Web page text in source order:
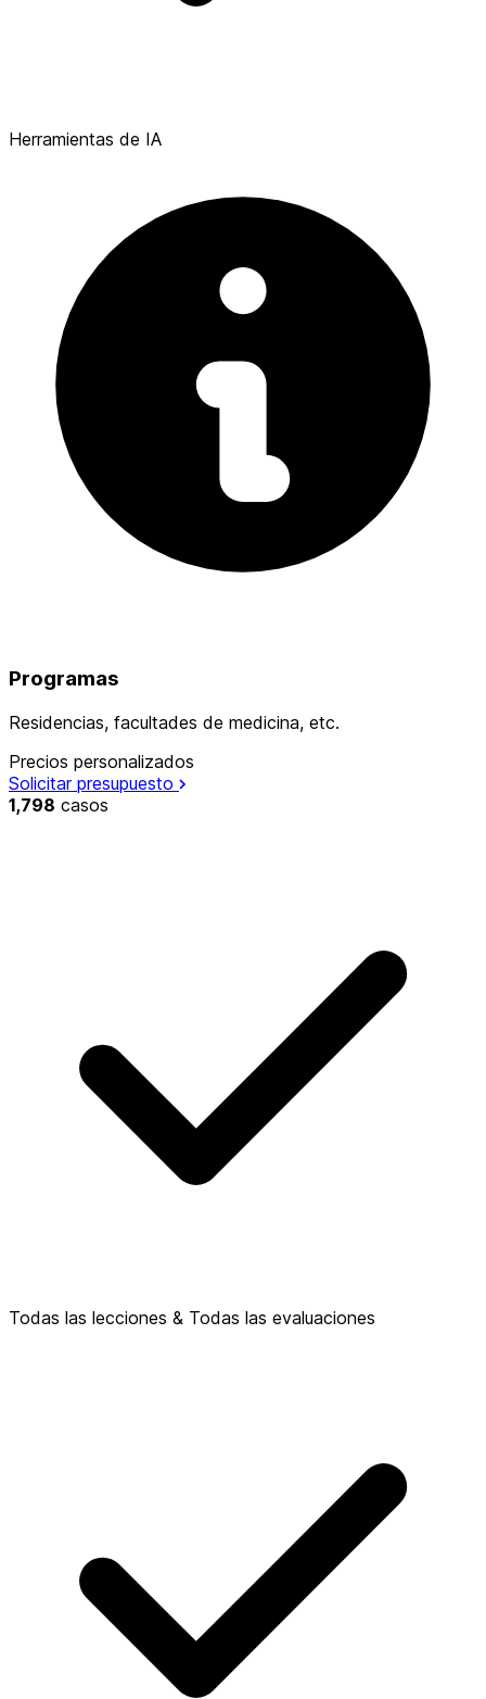
Herramientas de IA
Programas
Residencias, facultades de medicina, etc.
Precios personalizados
Solicitar presupuesto
1,798 casos
Todas las lecciones & Todas las evaluaciones